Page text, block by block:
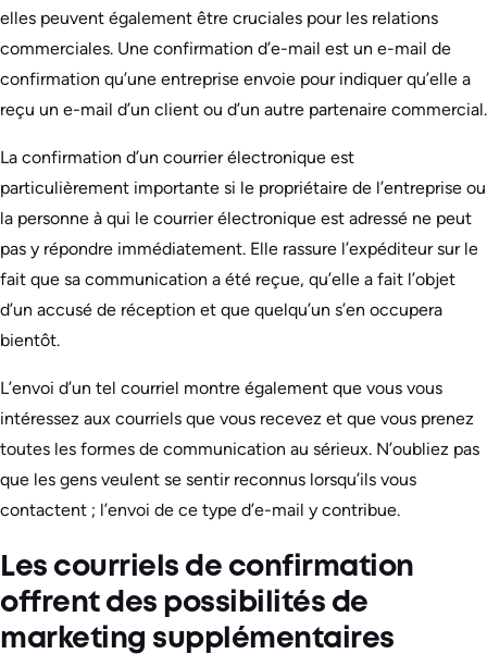
elles peuvent également être cruciales pour les relations
commerciales. Une confirmation d’e-mail est un e-mail de
confirmation qu’une entreprise envoie pour indiquer qu’elle a
reçu un e-mail d’un client ou d’un autre partenaire commercial.
La confirmation d’un courrier électronique est
particulièrement importante si le propriétaire de l’entreprise ou
la personne à qui le courrier électronique est adressé ne peut
pas y répondre immédiatement. Elle rassure l’expéditeur sur le
fait que sa communication a été reçue, qu’elle a fait l’objet
d’un accusé de réception et que quelqu’un s’en occupera
bientôt.
L’envoi d’un tel courriel montre également que vous vous
intéressez aux courriels que vous recevez et que vous prenez
toutes les formes de communication au sérieux. N’oubliez pas
que les gens veulent se sentir reconnus lorsqu’ils vous
contactent ; l’envoi de ce type d’e-mail y contribue.
Les courriels de confirmation
offrent des possibilités de
marketing supplémentaires